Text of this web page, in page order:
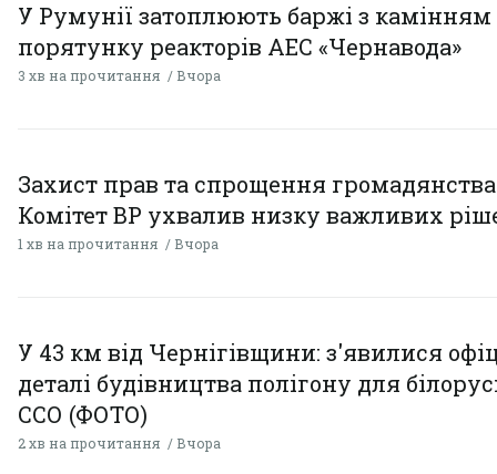
У Румунії затоплюють баржі з
порятунку реакторів АЕС «Чернавода»
3 хв на прочитання Вчора
Захист прав та спрощення
Комітет ВР ухвалив низку важливих
1 хв на прочитання Вчора
У 43 км від Чернігівщини: з'явилися
деталі будівництва полігону для
ССО (ФОТО)
2 хв на прочитання Вчора